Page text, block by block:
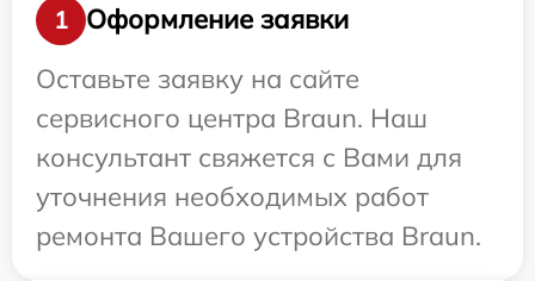
1
Оформление заявки
Оставьте заявку на сайте
сервисного центра Braun. Наш
консультант свяжется с Вами для
уточнения необходимых работ
ремонта Вашего устройства Braun.